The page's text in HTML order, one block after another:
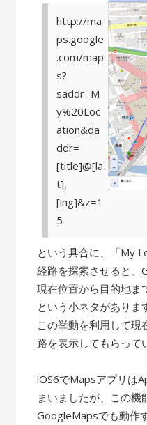
http://ma
ps.google
.com/map
s?
saddr=M
y%20Loc
ation&da
ddr=
[title]@[la
t],
[lng]&z=1
5
という具合に、「My
経路を探索させると、
現在位置から目的地ま
という小ネタがありま
この挙動を利用して現
路を表示してもらって
iOS6でMapsアプリは
まいましたが、この
GoogleMapsでも動作